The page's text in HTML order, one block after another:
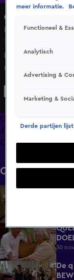
Queens of
De queens mogen
30 nov 2016, 21:30
De queens
naar Panama stad.
wachten: 75.000
Overzicht
Afleveringen
Clips
Clips
De
30
5:13
30
5:48
De
meer informatie.
Functioneel &
Analytisch
Advertising &
Marketing &
Derde partijen lijst